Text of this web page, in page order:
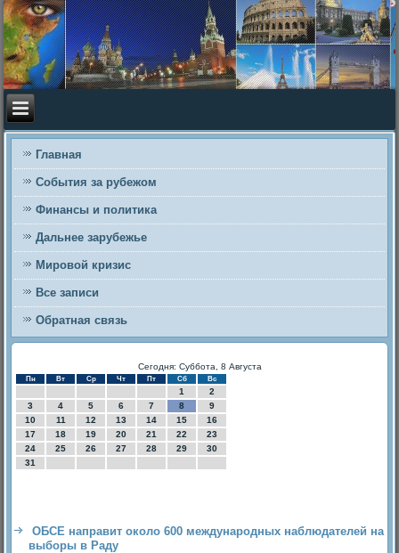
Главная
События за рубежом
Финансы и политика
Дальнее зарубежье
Мировой кризис
Все записи
Обратная связь
Сегодня: Суббота, 8 Августа
Пн Вт Ср Чт Пт Сб Вс
1
2
3
4 5 6 7 8
9
10
11 12 13 14 15
16
17
18 19 20 21 22
23
24
25 26 27 28 29
30
31
ОБСЕ направит около 600 международных наблюдателей на
выборы в Раду